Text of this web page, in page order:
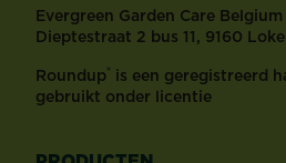
Evergreen Garden Care
Dieptestraat 2 bus 11, 9160
Roundup® is een geregistreerd
gebruikt onder licentie